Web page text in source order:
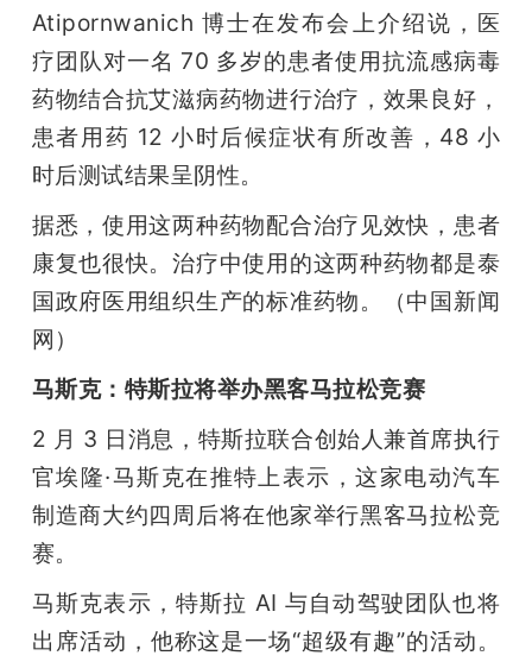
Atipornwanich 博士在发布会上介绍说，医
疗团队对一名 70 多岁的患者使用抗流感病毒
药物结合抗艾滋病药物进行治疗，效果良好，
患者用药 12 小时后候症状有所改善，48 小
时后测试结果呈阴性。
据悉，使用这两种药物配合治疗见效快，患者
康复也很快。治疗中使用的这两种药物都是泰
国政府医用组织生产的标准药物。（中国新闻
网）
马斯克： 特斯拉将举办黑客马拉松竞赛
2 月 3 日消息，特斯拉联合创始人兼首席执行
官埃隆·马斯克在推特上表示，这家电动汽车
制造商大约四周后将在他家举行黑客马拉松竞
赛。
马斯克表示，特斯拉 AI 与自动驾驶团队也将
出席活动，他称这是一场“超级有趣”的活动。